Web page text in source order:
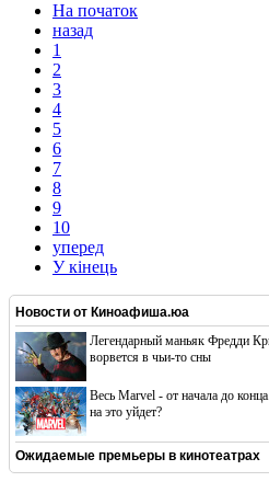
На початок
назад
1
2
3
4
5
6
7
8
9
10
уперед
У кінець
Новости от Киноафиша.юа
Легендарный маньяк Фредди
ворвется в чьи-то сны
Весь Marvel - от начала до
на это уйдет?
Ожидаемые премьеры в кинотеатрах